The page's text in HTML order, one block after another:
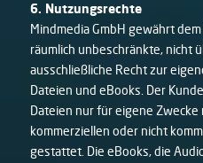
6. Nutzungsrechte
Mindmedia GmbH gewährt
räumlich unbeschränkte, nicht
ausschließliche Recht zur
Dateien und eBooks. Der
Dateien nur für eigene
kommerziellen oder nicht
gestattet. Die eBooks, die